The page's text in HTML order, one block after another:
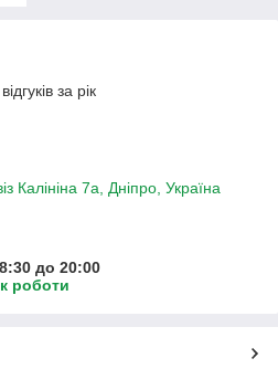
за рік
Калініна 7а, Дніпро, Україна
до 20:00
роботи